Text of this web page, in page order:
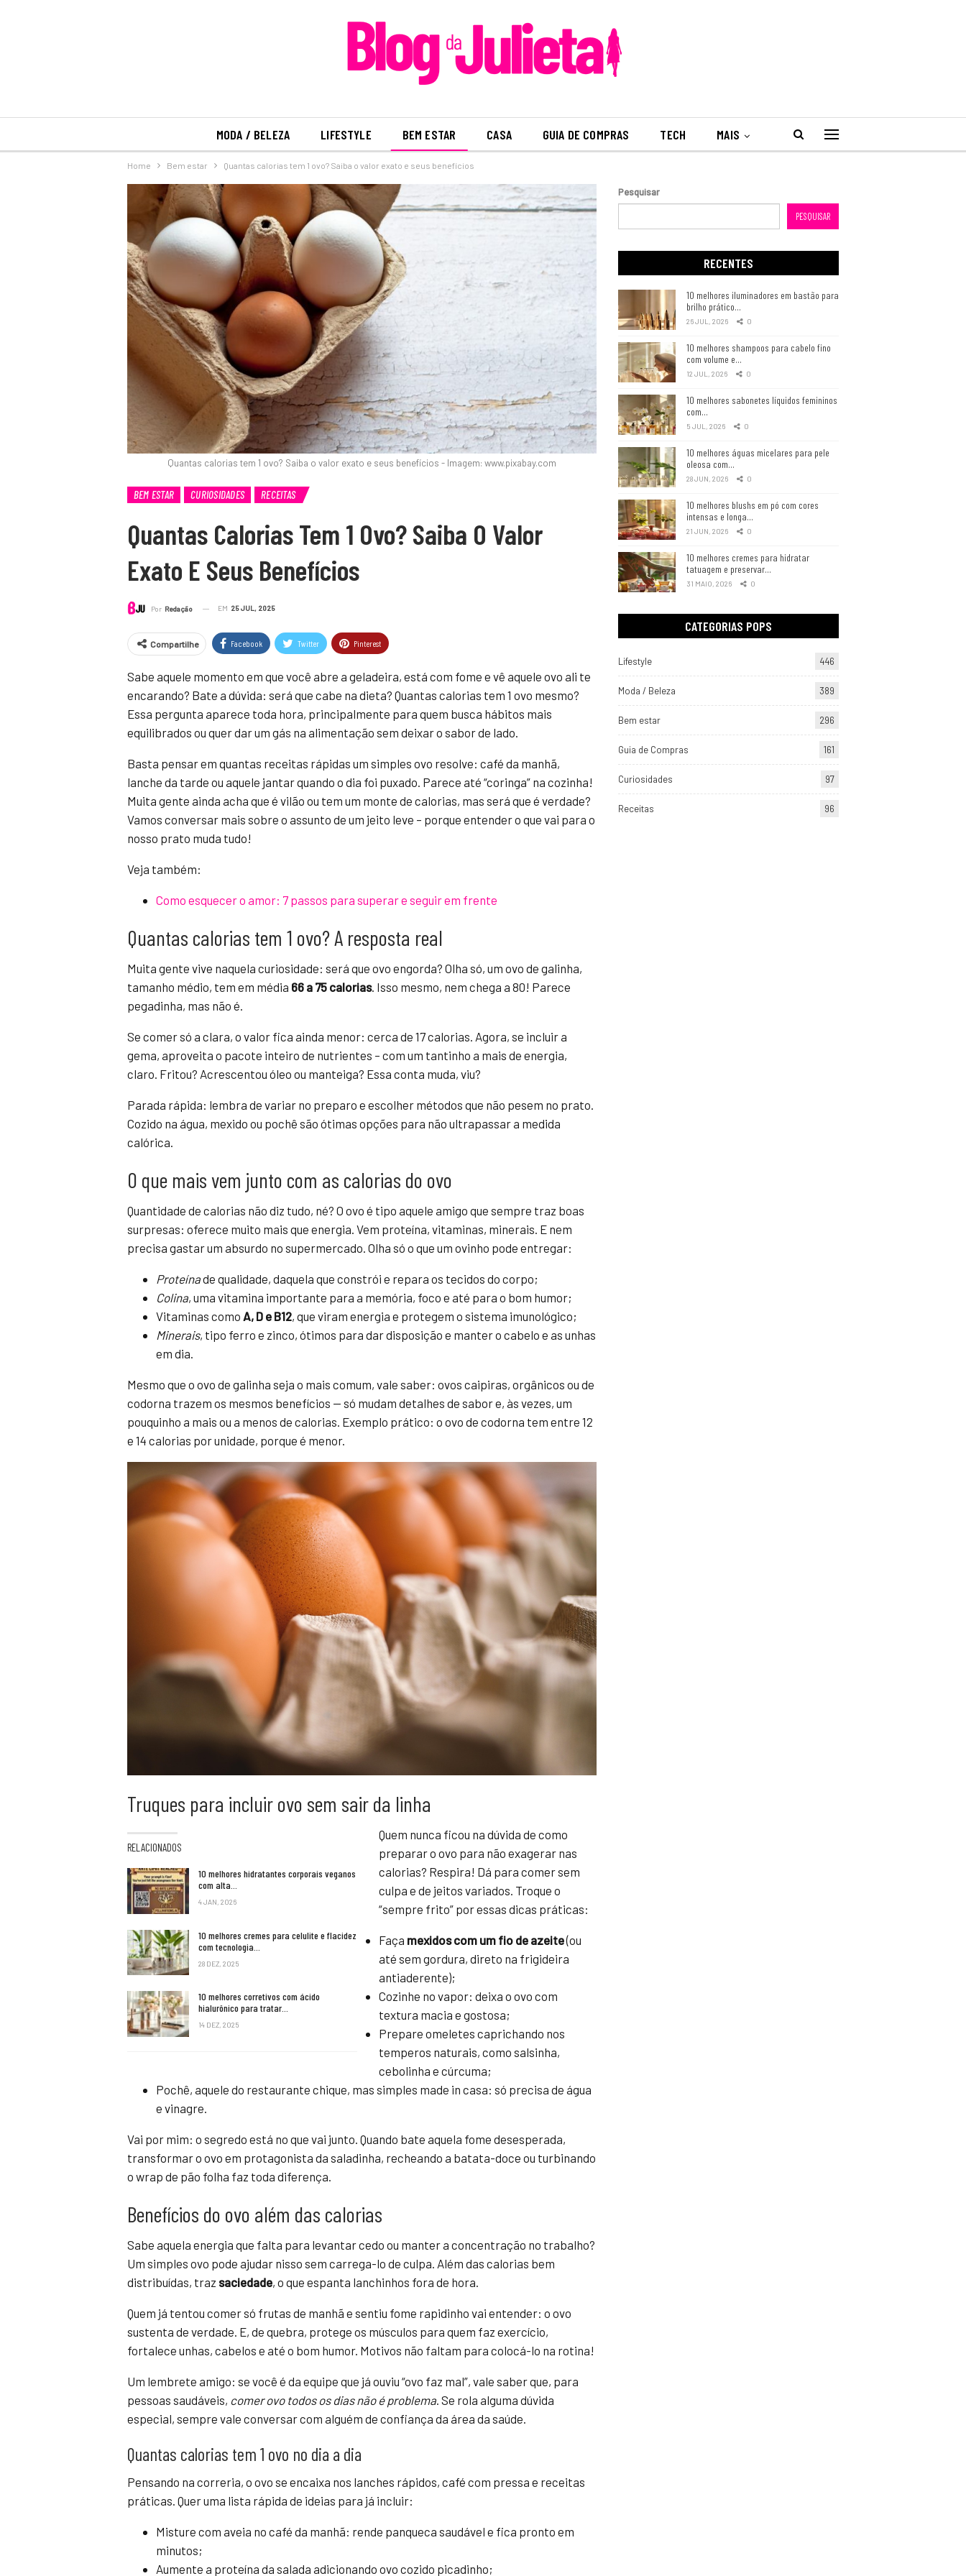
MODA / BELEZA LIFESTYLE BEM ESTAR CASA GUIA DE COMPRAS TECH MAIS
Home Bem estar Quantas calorias tem 1 ovo? Saiba o valor exato e seus benefícios
Quantas calorias tem 1 ovo? Saiba o valor exato e seus benefícios - Imagem: www.pixabay.com
BEM ESTAR CURIOSIDADES RECEITAS
Quantas Calorias Tem 1 Ovo? Saiba O Valor
Exato E Seus Benefícios
Por Redação EM 25 JUL, 2025
Compartilhe Facebook Twitter Pinterest
Sabe aquele momento em que você abre a geladeira, está com fome e vê aquele ovo ali te
encarando? Bate a dúvida: será que cabe na dieta? Quantas calorias tem 1 ovo mesmo?
Essa pergunta aparece toda hora, principalmente para quem busca hábitos mais
equilibrados ou quer dar um gás na alimentação sem deixar o sabor de lado.
Basta pensar em quantas receitas rápidas um simples ovo resolve: café da manhã,
lanche da tarde ou aquele jantar quando o dia foi puxado. Parece até “coringa” na cozinha!
Muita gente ainda acha que é vilão ou tem um monte de calorias, mas será que é verdade?
Vamos conversar mais sobre o assunto de um jeito leve – porque entender o que vai para o
nosso prato muda tudo!
Veja também:
Como esquecer o amor: 7 passos para superar e seguir em frente
Quantas calorias tem 1 ovo? A resposta real
Muita gente vive naquela curiosidade: será que ovo engorda? Olha só, um ovo de galinha,
tamanho médio, tem em média 66 a 75 calorias. Isso mesmo, nem chega a 80! Parece
pegadinha, mas não é.
Se comer só a clara, o valor fica ainda menor: cerca de 17 calorias. Agora, se incluir a
gema, aproveita o pacote inteiro de nutrientes – com um tantinho a mais de energia,
claro. Fritou? Acrescentou óleo ou manteiga? Essa conta muda, viu?
Parada rápida: lembra de variar no preparo e escolher métodos que não pesem no prato.
Cozido na água, mexido ou pochê são ótimas opções para não ultrapassar a medida
calórica.
O que mais vem junto com as calorias do ovo
Quantidade de calorias não diz tudo, né? O ovo é tipo aquele amigo que sempre traz boas
surpresas: oferece muito mais que energia. Vem proteína, vitaminas, minerais. E nem
precisa gastar um absurdo no supermercado. Olha só o que um ovinho pode entregar:
Proteínade qualidade, daquela que constrói e repara os tecidos do corpo;
Colina, uma vitamina importante para a memória, foco e até para o bom humor;
Vitaminas como A, D e B12, que viram energia e protegem o sistema imunológico;
Minerais, tipo ferro e zinco, ótimos para dar disposição e manter o cabelo e as unhas
em dia.
Mesmo que o ovo de galinha seja o mais comum, vale saber: ovos caipiras, orgânicos ou de
codorna trazem os mesmos benefícios — só mudam detalhes de sabor e, às vezes, um
pouquinho a mais ou a menos de calorias. Exemplo prático: o ovo de codorna tem entre 12
e 14 calorias por unidade, porque é menor.
Truques para incluir ovo sem sair da linha
RELACIONADOS
10 melhores hidratantes corporais veganos
com alta…
4 JAN, 2026
10 melhores cremes para celulite e flacidez
com tecnologia…
28 DEZ, 2025
10 melhores corretivos com ácido
hialurônico para tratar…
14 DEZ, 2025
Quem nunca ficou na dúvida de como
preparar o ovo para não exagerar nas
calorias? Respira! Dá para comer sem
culpa e de jeitos variados. Troque o
“sempre frito” por essas dicas práticas:
Faça mexidos com um fio de azeite(ou
até sem gordura, direto na frigideira
antiaderente);
Cozinhe no vapor: deixa o ovo com
textura macia e gostosa;
Prepare omeletes caprichando nos
temperos naturais, como salsinha,
cebolinha e cúrcuma;
Pochê, aquele do restaurante chique, mas simples made in casa: só precisa de água
e vinagre.
Vai por mim: o segredo está no que vai junto. Quando bate aquela fome desesperada,
transformar o ovo em protagonista da saladinha, recheando a batata-doce ou turbinando
o wrap de pão folha faz toda diferença.
Benefícios do ovo além das calorias
Sabe aquela energia que falta para levantar cedo ou manter a concentração no trabalho?
Um simples ovo pode ajudar nisso sem carrega-lo de culpa. Além das calorias bem
distribuídas, traz saciedade, o que espanta lanchinhos fora de hora.
Quem já tentou comer só frutas de manhã e sentiu fome rapidinho vai entender: o ovo
sustenta de verdade. E, de quebra, protege os músculos para quem faz exercício,
fortalece unhas, cabelos e até o bom humor. Motivos não faltam para colocá-lo na rotina!
Um lembrete amigo: se você é da equipe que já ouviu “ovo faz mal”, vale saber que, para
pessoas saudáveis, comer ovo todos os dias não é problema. Se rola alguma dúvida
especial, sempre vale conversar com alguém de confiança da área da saúde.
Quantas calorias tem 1 ovo no dia a dia
Pensando na correria, o ovo se encaixa nos lanches rápidos, café com pressa e receitas
práticas. Quer uma lista rápida de ideias para já incluir:
Misture com aveia no café da manhã: rende panqueca saudável e fica pronto em
minutos;
Aumente a proteína da salada adicionando ovo cozido picadinho;
Pesquisar
PESQUISAR
RECENTES
10 melhores iluminadores em bastão para
brilho prático…
26 JUL, 2026 0
10 melhores shampoos para cabelo fino
com volume e…
12 JUL, 2026 0
10 melhores sabonetes líquidos femininos
com…
5 JUL, 2026 0
10 melhores águas micelares para pele
oleosa com…
28 JUN, 2026 0
10 melhores blushs em pó com cores
intensas e longa…
21 JUN, 2026 0
10 melhores cremes para hidratar
tatuagem e preservar…
31 MAIO, 2026 0
CATEGORIAS POPS
Lifestyle 446
Moda / Beleza 389
Bem estar 296
Guia de Compras 161
Curiosidades 97
Receitas 96